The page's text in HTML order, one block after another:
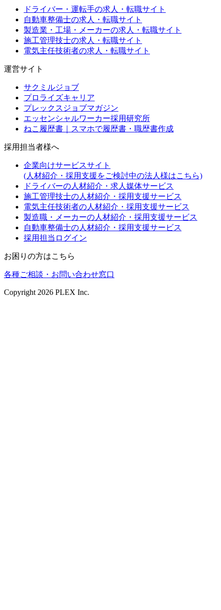
ドライバー・運転手の求人・転職サイト
自動車整備士の求人・転職サイト
製造業・工場・メーカーの求人・転職サイト
施工管理技士の求人・転職サイト
電気主任技術者の求人・転職サイト
運営サイト
サクミルジョブ
プロライズキャリア
プレックスジョブマガジン
エッセンシャルワーカー採用研究所
ねこ履歴書｜スマホで履歴書・職歴書作成
採用担当者様へ
企業向けサービスサイト
(人材紹介・採用支援をご検討中の法人様はこちら)
ドライバーの人材紹介・求人媒体サービス
施工管理技士の人材紹介・採用支援サービス
電気主任技術者の人材紹介・採用支援サービス
製造職・メーカーの人材紹介・採用支援サービス
自動車整備士の人材紹介・採用支援サービス
採用担当ログイン
お困りの方はこちら
各種ご相談・お問い合わせ窓口
Copyright 2026 PLEX Inc.